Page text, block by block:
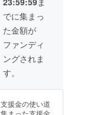
について
商品お届け
時にご不在
だった場合
は、不在票
をご確認の
うえ、必ず
再配達をご
依頼くださ
おりま
す。 ※
況によ
り出荷
遅れる
ます。
※商品代
を安く
2025年
8月、遅
くとも9
月を想
定して
おりま
す。 ※
り出荷
時期が
遅れる
でお渡
ししま
す。 フ
ル充電
で約60
日連続
稼働コ
ズ/虫
臭・知
でに集まっ
た金額が
ファンディ
ングされま
す。
支援金の使い道